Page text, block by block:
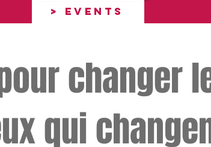
> EVENTS
changer
qui